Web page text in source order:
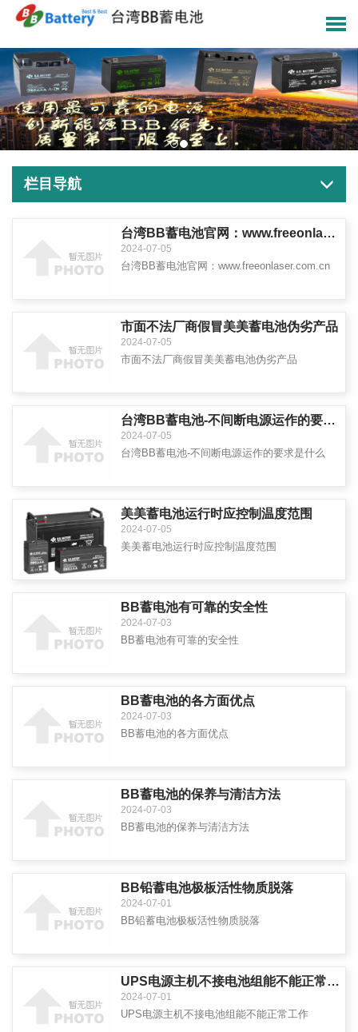
栏目导航
台湾BB蓄电池官网：www.freeonlaser.com.cn
2024-07-05
台湾BB蓄电池官网：www.freeonlaser.com.cn
市面不法厂商假冒美美蓄电池伪劣产品
2024-07-05
市面不法厂商假冒美美蓄电池伪劣产品
台湾BB蓄电池-不间断电源运作的要求是什么
2024-07-05
台湾BB蓄电池-不间断电源运作的要求是什么
美美蓄电池运行时应控制温度范围
2024-07-05
美美蓄电池运行时应控制温度范围
BB蓄电池有可靠的安全性
2024-07-03
BB蓄电池有可靠的安全性
BB蓄电池的各方面优点
2024-07-03
BB蓄电池的各方面优点
BB蓄电池的保养与清洁方法
2024-07-03
BB蓄电池的保养与清洁方法
BB铅蓄电池极板活性物质脱落
2024-07-01
BB铅蓄电池极板活性物质脱落
UPS电源主机不接电池组能不能正常工作
2024-07-01
UPS电源主机不接电池组能不能正常工作